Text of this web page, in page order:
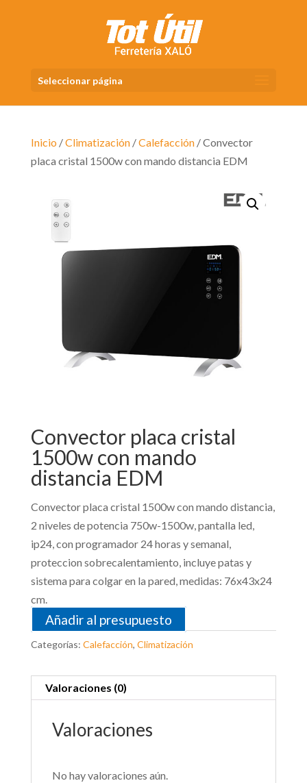
Seleccionar página
Inicio /Climatización/Calefacción/ Convector
placa cristal 1500w con mando distancia EDM
Convector placa cristal
1500w con mando
distancia EDM
Convector placa cristal 1500w con mando distancia,
2 niveles de potencia 750w-1500w, pantalla led,
ip24, con programador 24 horas y semanal,
proteccion sobrecalentamiento, incluye patas y
sistema para colgar en la pared, medidas: 76x43x24
cm.
Añadir al presupuesto
Categorías: Calefacción, Climatización
Valoraciones (0)
Valoraciones
No hay valoraciones aún.